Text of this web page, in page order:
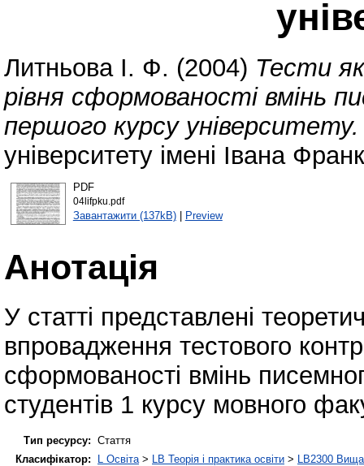
Литньова І. Ф. (2004) Тести
рівня сформованості вмінь
першого курсу університету.
університету імені Івана
PDF
04lifpku.pdf
Завантажити (137kB)| Preview
Анотація
У статті представлені
впровадження тестового
сформованості вмінь
студентів 1 курсу мовного
Тип ресурсу: Стаття
Класифікатор:
L Освіта > LB Теорія і практика освіти > LB2300 Вища